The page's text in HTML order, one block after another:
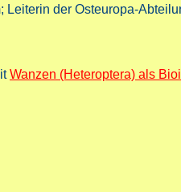
der Osteuropa-
Wanzen (Heteroptera) als